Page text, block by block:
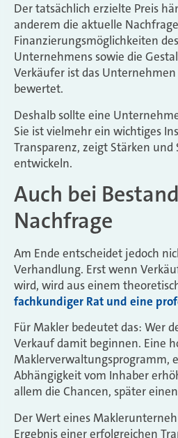
Der tatsächlich erzielte Preis
anderem die aktuelle
Finanzierungsmöglichkeiten
Unternehmens sowie die
Verkäufer ist das
bewertet.
Deshalb sollte eine
Sie ist vielmehr ein wichtiges
Transparenz, zeigt Stärken
entwickeln.
Auch bei
Nachfrage
Am Ende entscheidet jedoch
Verhandlung. Erst wenn
wird, wird aus einem
fachkundiger Rat und eine
Für Makler bedeutet das: Wer
Verkauf damit beginnen. Eine
Maklerverwaltungsprogramm,
Abhängigkeit vom Inhaber
allem die Chancen, später
Der Wert eines
Ergebnis einer erfolgreichen